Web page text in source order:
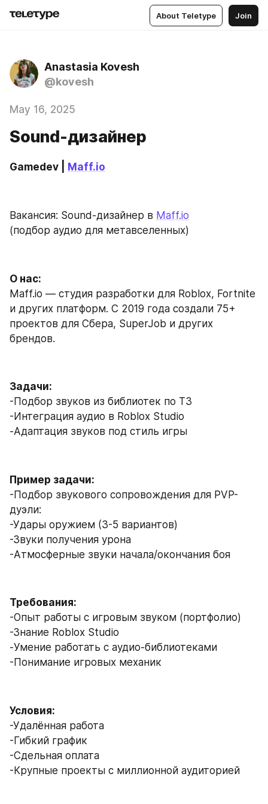
About Teletype Join
Anastasia Kovesh
@kovesh
May 16, 2025
Sound-дизайнер
Gamedev | Maff.io
Вакансия: Sound-дизайнер в Maff.io
(подбор аудио для метавселенных)
О нас:
Maff.io — студия разработки для Roblox, Fortnite
и других платформ. С 2019 года создали 75+
проектов для Сбера, SuperJob и других
брендов.
Задачи:
-Подбор звуков из библиотек по ТЗ
-Интеграция аудио в Roblox Studio
-Адаптация звуков под стиль игры
Пример задачи:
-Подбор звукового сопровождения для PVP-
дуэли:
-Удары оружием (3-5 вариантов)
-Звуки получения урона
-Атмосферные звуки начала/окончания боя
Требования:
-Опыт работы с игровым звуком (портфолио)
-Знание Roblox Studio
-Умение работать с аудио-библиотеками
-Понимание игровых механик
Условия:
-Удалённая работа
-Гибкий график
-Сдельная оплата
-Крупные проекты с миллионной аудиторией